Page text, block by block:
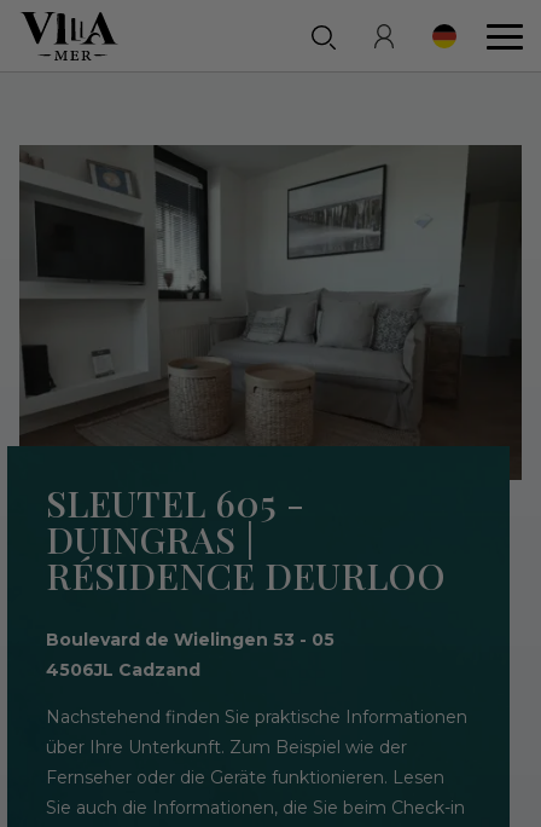
SLEUTEL 605 -
DUINGRAS |
RÉSIDENCE DEURLOO
Boulevard de Wielingen 53 - 05
4506JL Cadzand
Nachstehend finden Sie praktische Informationen
über Ihre Unterkunft. Zum Beispiel wie der
Fernseher oder die Geräte funktionieren. Lesen
Sie auch die Informationen, die Sie beim Check-in